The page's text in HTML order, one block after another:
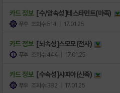
카드 정보 [수/암속성]테스타먼트(마족)
푸후 조회수:514 | 17.01.25
카드 정보 [뇌속성]스모모(전사)
푸후 조회수:444 | 17.01.25
카드 정보 [수속성]샤피아(신족)
푸후 조회수:382 | 17.01.25